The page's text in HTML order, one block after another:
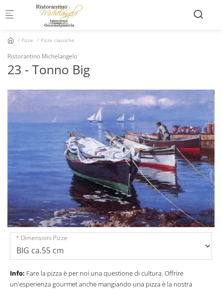
Skip to main content
Pizze Pizze classiche
Ristorantino Michelangelo
23 - Tonno Big
Dimensioni Pizze
Info: Fare la pizza è per noi una questione di cultura. Offrire
un'esperienza gourmet anche mangiando una pizza è la nostra